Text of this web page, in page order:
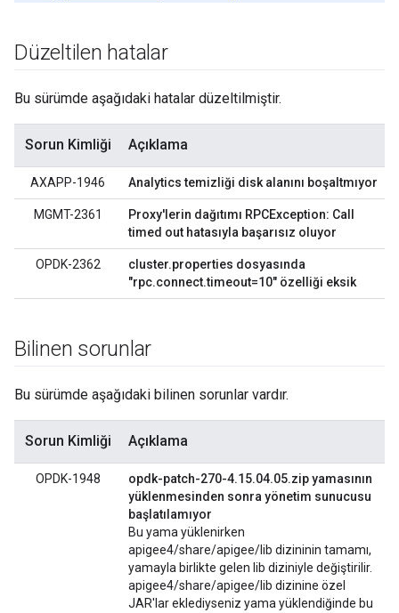
Düzeltilen hatalar
Bu sürümde aşağıdaki hatalar düzeltilmiştir.
Sorun Kimliği Açıklama
AXAPP-1946 Analytics temizliği disk alanını boşaltmıyor
MGMT-2361
Proxy'lerin dağıtımı RPCException: Call
timed out hatasıyla başarısız oluyor
OPDK-2362
cluster.properties dosyasında
"rpc.connect.timeout=10" özelliği eksik
Bilinen sorunlar
Bu sürümde aşağıdaki bilinen sorunlar vardır.
Sorun Kimliği Açıklama
OPDK-1948
opdk-patch-270-4.15.04.05.zip yamasının
yüklenmesinden sonra yönetim sunucusu
başlatılamıyor
Bu yama yüklenirken
apigee4/share/apigee/lib dizininin tamamı,
yamayla birlikte gelen lib diziniyle değiştirilir.
apigee4/share/apigee/lib dizinine özel
JAR'lar eklediyseniz yama yüklendiğinde bu